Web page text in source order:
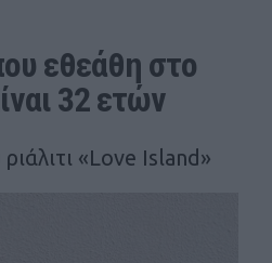
εθεάθη στο
32 ετών
«Love Island»